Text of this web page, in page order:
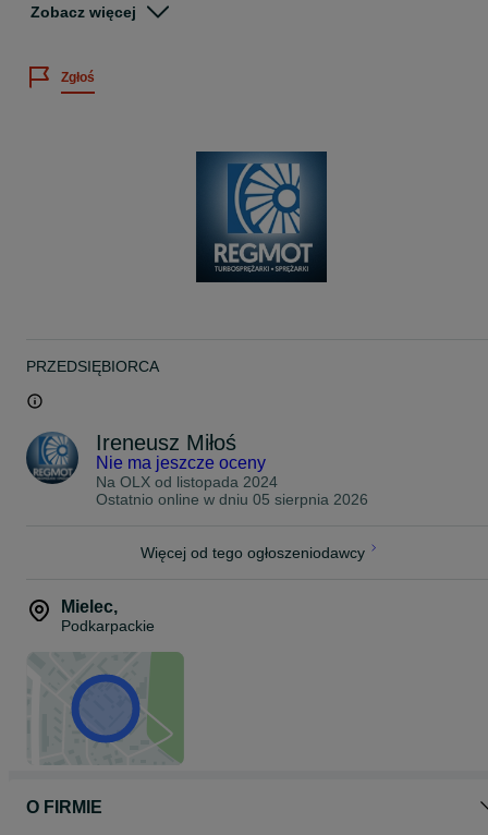
Numery OE:
Firma z długo letnim stażem i tysiącami zadowolonych klientów!
Gwarantujemy spokój na długie lata!
U nas nie ma rzeczy nie możliwych!
Poradzimy sobie z każdym problemem!
Udzielamy 12 miesięczną gwarancję na wszystkie regenerowane
REGMOT RIB MIŁOŚ SPÓŁKA JAWNA
ul. Traugutta 9B
Zobacz więcej
Zgłoś
PRZEDSIĘBIORCA
Ireneusz Miłoś
Nie ma jeszcze oceny
Na OLX od listopada 2024
Ostatnio online w dniu 05 sierpnia 2026
Więcej od tego ogłoszeniodawcy
Mielec,
Podkarpackie
O FIRMIE